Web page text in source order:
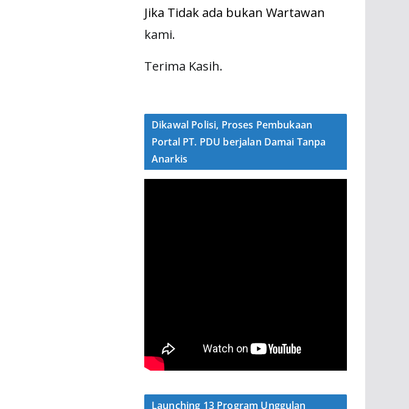
Jika Tidak ada bukan Wartawan
kami.
Terima Kasih.
Dikawal Polisi, Proses Pembukaan
Portal PT. PDU berjalan Damai Tanpa
Anarkis
Launching 13 Program Unggulan